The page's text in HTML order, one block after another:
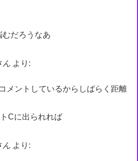
むだろうなあ
ん より:
メントしているからしばらく距離
Cに出られれば
ん より: